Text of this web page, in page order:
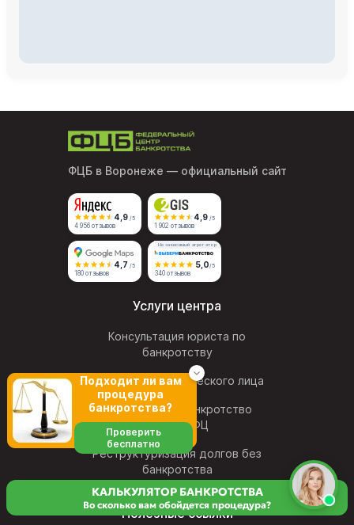
ФЦБ в Воронеже — официальный сайт
4,9 /5
4 956 отзывов
4,9 /5
1 902 отзывов
4,7 /5
180 отзывов
Независимый агрегатор
5,0/5
340 отзывов
Услуги центра
Консультация юриста по
банкротству
Банкротство физического лица
Внесудебное банкротство
через МФЦ
Реструктуризация долгов без
банкротства
Полезные ссылки
КАЛЬКУЛЯТОР БАНКРОТСТВА
Во сколько вам обойдется процедура?
Подходит ли вам
процедура
банкротства?
Проверить
бесплатно